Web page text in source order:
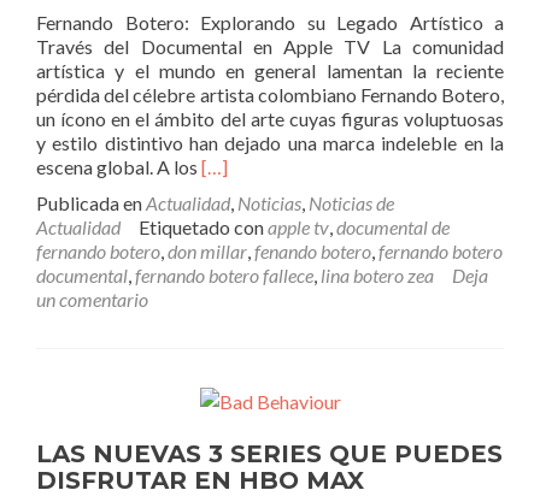
Fernando Botero: Explorando su Legado Artístico a
Través del Documental en Apple TV La comunidad
artística y el mundo en general lamentan la reciente
pérdida del célebre artista colombiano Fernando Botero,
un ícono en el ámbito del arte cuyas figuras voluptuosas
y estilo distintivo han dejado una marca indeleble en la
escena global. A los Leer
Botero.
Donde
puedes
ver
[…]
Publicada enActualidad, Noticias, Noticias de
Actualidad
Etiquetado conapple tv,documental de
fernando botero,don millar,fenando botero,fernando botero
documental,fernando botero fallece, lina botero zea
Deja
un comentario
LAS NUEVAS 3 SERIES QUE PUEDES
DISFRUTAR EN HBO MAX